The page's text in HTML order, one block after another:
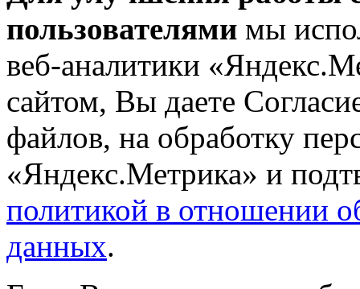
пользователями мы
веб-аналитики
сайтом, Вы даете
файлов, на обработку
«Яндекс.Метрика» и
политикой в отношении
данных.